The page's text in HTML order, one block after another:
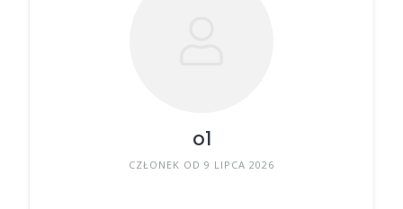
o1
CZŁONEK OD 9 LIPCA 2026